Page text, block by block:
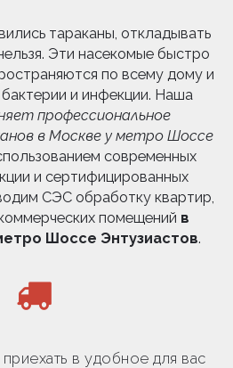
тараканы, откладывать
Эти насекомые быстро
по всему дому и
и инфекции. Наша
профессиональное
в Москве у метро Шоссе
современных
и сертифицированных
СЭС обработку квартир,
помещений в
Шоссе Энтузиастов.
в удобное для вас